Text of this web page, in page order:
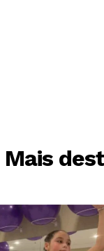
Mais